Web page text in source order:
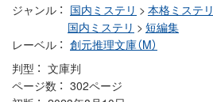
ジャンル
国内ミステリ > 本格ミステリ
国内ミステリ > 短編集
レーベル
創元推理文庫（M）
判型
文庫判
ページ数
302ページ